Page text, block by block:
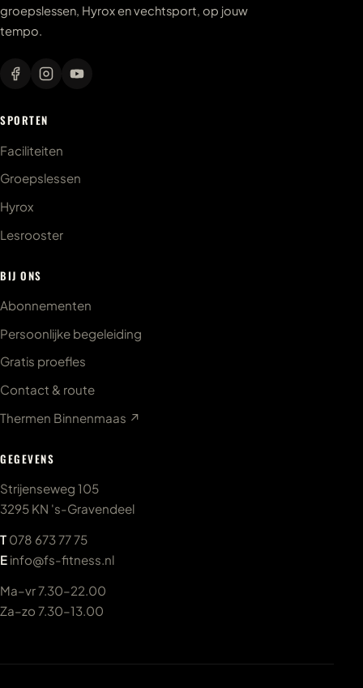
groepslessen, Hyrox en vechtsport, op jouw
tempo.
SPORTEN
Faciliteiten
Groepslessen
Hyrox
Lesrooster
BIJ ONS
Abonnementen
Persoonlijke begeleiding
Gratis proefles
Contact & route
Thermen Binnenmaas ↗
GEGEVENS
Strijenseweg 105
3295 KN 's-Gravendeel
T 078 673 77 75
E info@fs-fitness.nl
Ma–vr 7.30–22.00
Za–zo 7.30–13.00